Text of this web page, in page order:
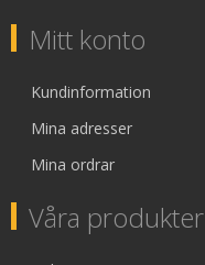
Mitt konto
Kundinformation
Mina adresser
Mina ordrar
Våra produkter